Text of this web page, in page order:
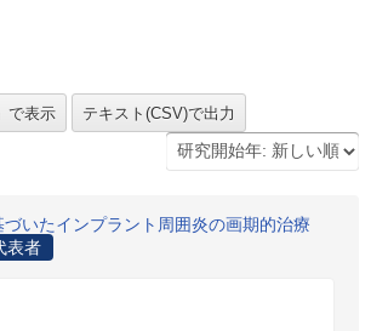
いたインプラント周囲炎の画期的治療
表者